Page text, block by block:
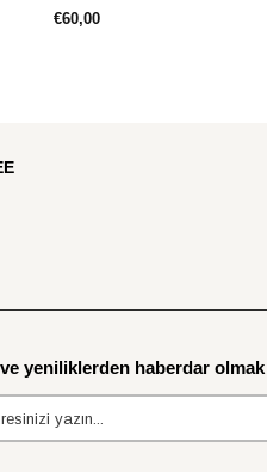
€60,00
yeniliklerden haberdar